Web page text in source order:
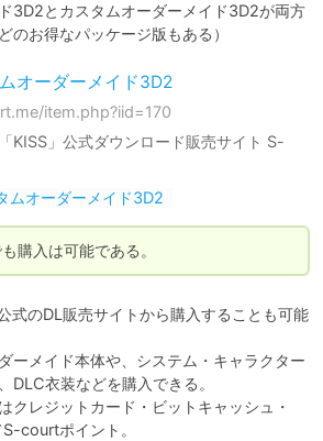
3D2とカスタムオーダーメイド3D2が両方
のお得なパッケージ版もある）
オーダーメイド3D2
item.php?iid=170
KISS」公式ダウンロード販売サイト S-
購入は可能である。
式のDL販売サイトから購入することも可能
ーメイド本体や、システム・キャラクター
DLC衣装などを購入できる。
クレジットカード・ビットキャッシュ・
courtポイント。